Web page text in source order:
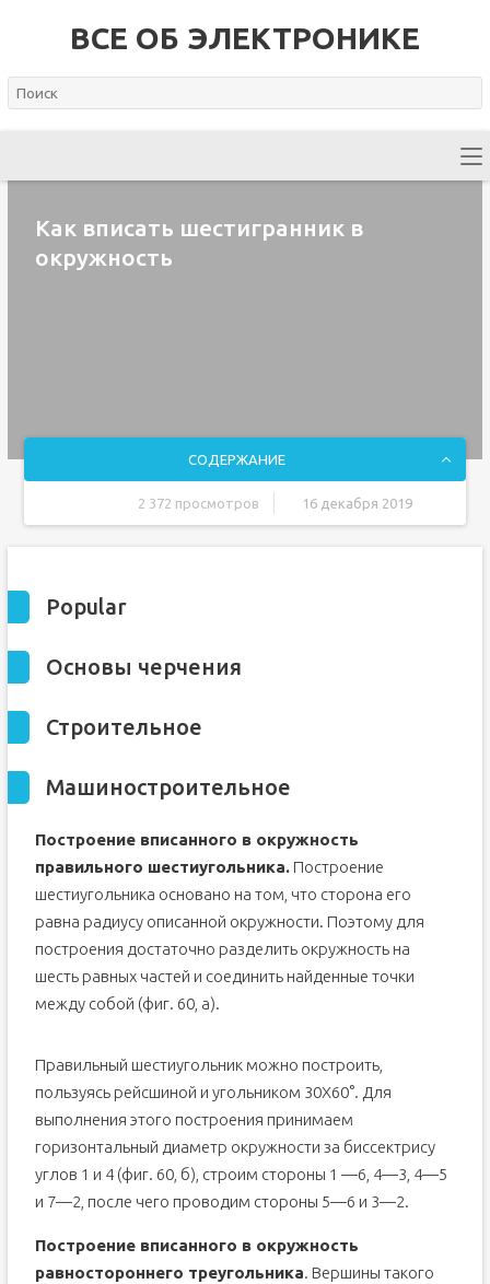
ВСЕ ОБ ЭЛЕКТРОНИКЕ
Как вписать шестигранник в
окружность
СОДЕРЖАНИЕ
2 372 просмотров 16 декабря 2019
Строительное
Инструкция
Инструкция
Инструкция
Способ вычерчивания шестиугольника циркулем,
линейкой
Способ вычерчивания шестиугольника без циркуля
Формулы
Popular
Основы черчения
Строительное
Машиностроительное
Построение вписанного в окружность
правильного шестиуголь­ника.Построение
шестиугольника основано на том, что сторона его
равна радиусу описанной окружности. Поэтому для
построения доста­точно разделить окружность на
шесть равных частей и соединить най­денные точки
между собой (фиг. 60, а).
Правильный шестиугольник можно построить,
пользуясь рейсшиной и угольником 30X60°. Для
выполнения этого построения принимаем
горизонтальный диаметр окружности за биссектрису
углов 1 и 4 (фиг. 60, б), строим стороны 1 —6, 4—3, 4—5
и 7—2, после чего прово­дим стороны 5—6 и 3—2.
Построение вписанного в окружность
равностороннего треуголь­ника. Вершины такого